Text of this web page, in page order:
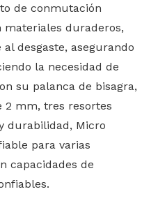
de conmutación
materiales duraderos,
desgaste, asegurando
la necesidad de
su palanca de bisagra,
2 mm, tres resortes
durabilidad, Micro
para varias
capacidades de